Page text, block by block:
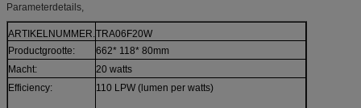
Parameterdetails,
ARTIKELNUMMER.TRA06F20W
Productgrootte:
662* 118* 80mm
Macht:
20 watts
Efficiency:
110 LPW (lumen per watts)